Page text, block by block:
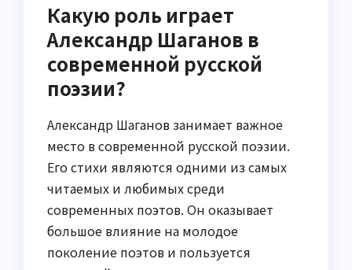
Какую роль играет
Александр Шаганов в
современной русской
поэзии?
Александр Шаганов занимает важное
место в современной русской поэзии.
Его стихи являются одними из самых
читаемых и любимых среди
современных поэтов. Он оказывает
большое влияние на молодое
поколение поэтов и пользуется